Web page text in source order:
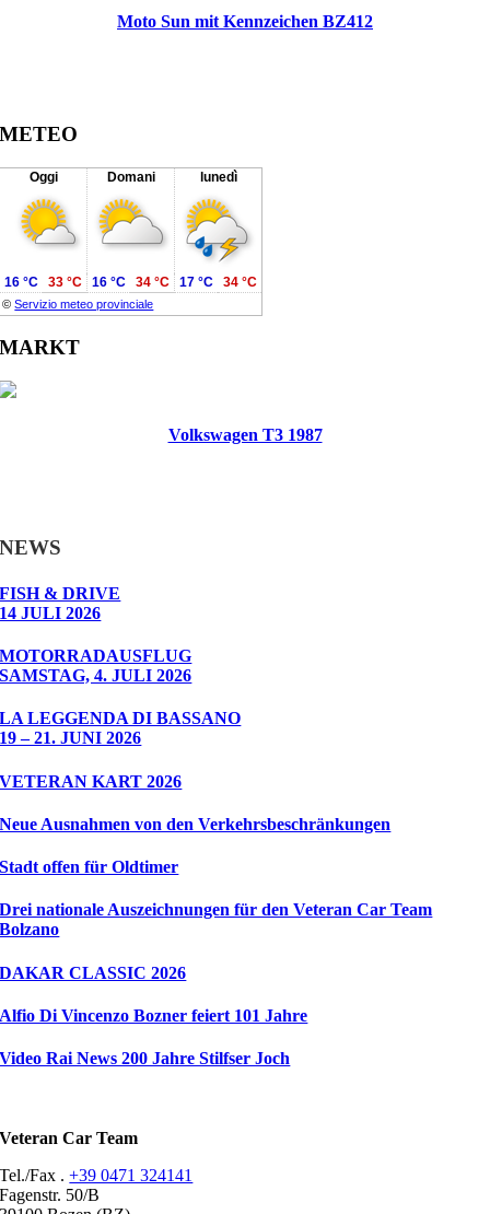
Moto Sun mit Kennzeichen BZ412
METEO
Oggi Domani lunedì
©Servizio meteo provinciale
16 °C 33 °C 16 °C 34 °C 17 °C 34 °C
MARKT
Volkswagen T3 1987
NEWS
FISH & DRIVE
14 JULI 2026
MOTORRADAUSFLUG
SAMSTAG, 4. JULI 2026
LA LEGGENDA DI BASSANO
19 – 21. JUNI 2026
VETERAN KART 2026
Neue Ausnahmen von den Verkehrsbeschränkungen
Stadt offen für Oldtimer
Drei nationale Auszeichnungen für den Veteran Car Team
Bolzano
DAKAR CLASSIC 2026
Alfio Di Vincenzo Bozner feiert 101 Jahre
Video Rai News 200 Jahre Stilfser Joch
Veteran Car Team
Tel./Fax .+39 0471 324141
Fagenstr. 50/B